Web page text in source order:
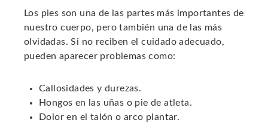
Los pies son una de las partes más importantes de
nuestro cuerpo, pero también una de las más
olvidadas. Si no reciben el cuidado adecuado,
pueden aparecer problemas como:
Callosidades y durezas.
Hongos en las uñas o pie de atleta.
Dolor en el talón o arco plantar.